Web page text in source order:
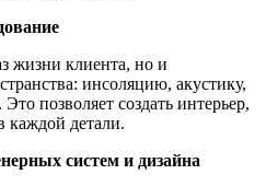
жизни клиента, но и
инсоляцию, акустику,
позволяет создать интерьер,
каждой детали.
систем и дизайна